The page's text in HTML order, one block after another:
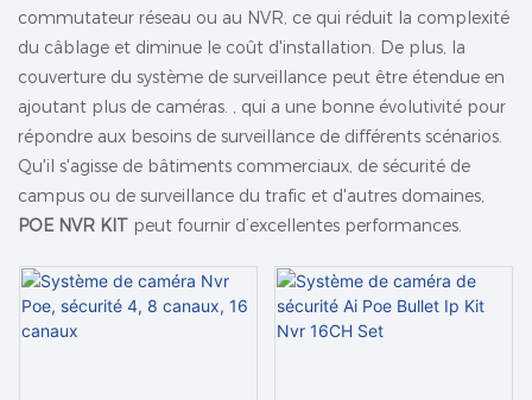
commutateur réseau ou au NVR, ce qui réduit la complexité
du câblage et diminue le coût d'installation. De plus, la
couverture du système de surveillance peut être étendue en
ajoutant plus de caméras. , qui a une bonne évolutivité pour
répondre aux besoins de surveillance de différents scénarios.
Qu'il s'agisse de bâtiments commerciaux, de sécurité de
campus ou de surveillance du trafic et d'autres domaines,
POE NVR KIT peut fournir d’excellentes performances.